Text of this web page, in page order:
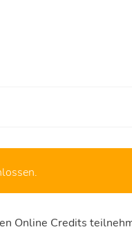
Online Credits